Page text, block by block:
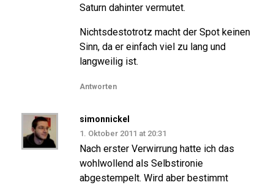
Saturn dahinter vermutet.
Nichtsdestotrotz macht der Spot keinen
Sinn, da er einfach viel zu lang und
langweilig ist.
Antworten
simonnickel
1. Oktober 2011 at 20:31
Nach erster Verwirrung hatte ich das
wohlwollend als Selbstironie
abgestempelt. Wird aber bestimmt